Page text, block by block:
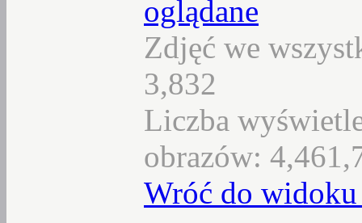
oglądane
Zdjęć we
3,832
Liczba
obrazów:
Wróć do